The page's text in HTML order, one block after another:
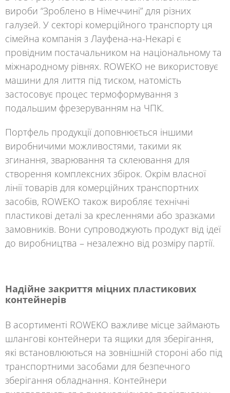
вироби “Зроблено в Німеччині” для різних
галузей. У секторі комерційного транспорту ця
сімейна компанія з Лауфена-на-Некарі є
провідним постачальником на національному та
міжнародному рівнях. ROWEKO не використовує
машини для лиття під тиском, натомість
застосовує процес термоформування з
подальшим фрезеруванням на ЧПК.
Портфель продукції доповнюється іншими
виробничими можливостями, такими як
згинання, зварювання та склеювання для
створення комплексних збірок. Окрім власної
лінії товарів для комерційних транспортних
засобів, ROWEKO також виробляє технічні
пластикові деталі за кресленнями або зразками
замовників. Вони супроводжують продукт від ідеї
до виробництва – незалежно від розміру партії.
Надійне закриття міцних пластикових
контейнерів
В асортименті ROWEKO важливе місце займають
шлангові контейнери та ящики для зберігання,
які встановлюються на зовнішній стороні або під
транспортними засобами для безпечного
зберігання обладнання. Контейнери